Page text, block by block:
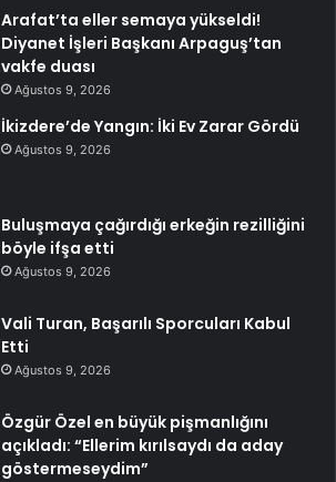
Arafat’ta eller semaya yükseldi!
Diyanet İşleri Başkanı Arpaguş’tan
vakfe duası
Ağustos 9, 2026
İkizdere’de Yangın: İki Ev Zarar Gördü
Ağustos 9, 2026
Buluşmaya çağırdığı erkeğin rezilliğini
böyle ifşa etti
Ağustos 9, 2026
Vali Turan, Başarılı Sporcuları Kabul
Etti
Ağustos 9, 2026
Özgür Özel en büyük pişmanlığını
açıkladı: “Ellerim kırılsaydı da aday
göstermeseydim”